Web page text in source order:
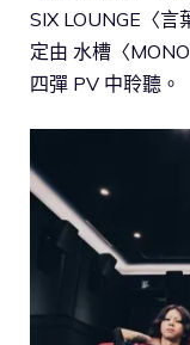
SIX LOUNGE〈
定由 水槽〈
四彈 PV 中聆聽。